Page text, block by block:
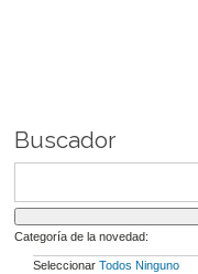
Buscador
Categoría de la novedad:
Seleccionar Todos Ninguno